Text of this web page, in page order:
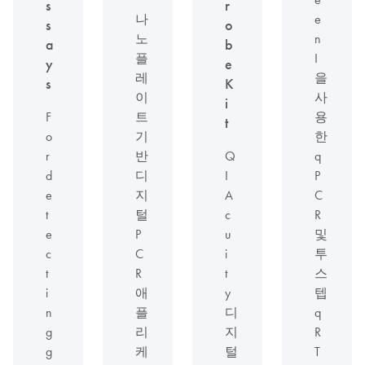
s
s
a
y
s
F
o
r
d
e
t
e
c
t
i
n
g
g
나
노
플
레
이
트
기
반
디
지
털
P
C
R
애
플
리
케
r
o
b
e
K
i
t
Q
I
A
c
u
i
t
y
디
지
털
e
n
I
을
사
용
한
q
P
C
R
및
투
스
텝
q
R
T